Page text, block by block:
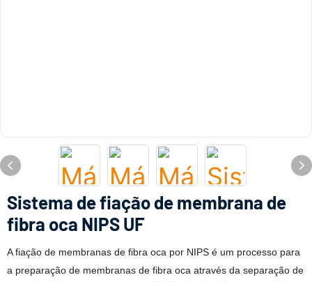
Sistema de fiação de membrana de
fibra oca NIPS UF
A fiação de membranas de fibra oca por NIPS é um processo para
a preparação de membranas de fibra oca através da separação de